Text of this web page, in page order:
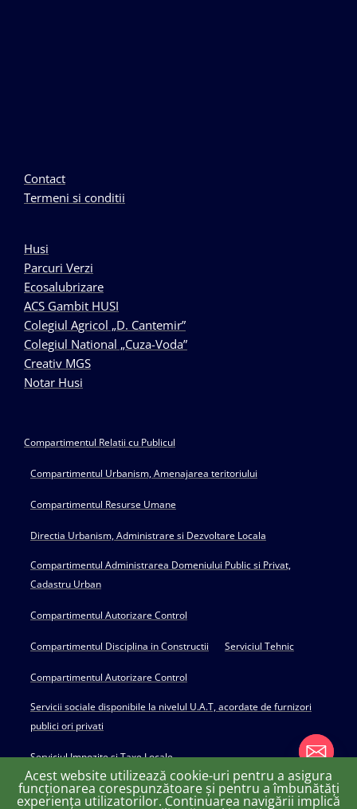
Contact
Termeni si conditii
Husi
Parcuri Verzi
Ecosalubrizare
ACS Gambit HUSI
Colegiul Agricol „D. Cantemir”
Colegiul National „Cuza-Voda”
Creativ MGS
Notar Husi
Compartimentul Relatii cu Publicul
Compartimentul Urbanism, Amenajarea teritoriului
Compartimentul Resurse Umane
Directia Urbanism, Administrare si Dezvoltare Locala
Compartimentul Administrarea Domeniului Public si Privat,
Cadastru Urban
Compartimentul Autorizare Control
Compartimentul Disciplina in Constructii Serviciul Tehnic
Compartimentul Autorizare Control
Servicii sociale disponibile la nivelul U.A.T, acordate de furnizori
publici ori privati
Serviciul Impozite si Taxe Locale
Acest website utilizează cookie-uri pentru a asigura
funcționarea corespunzătoare și pentru a îmbunătăți
experiența utilizatorilor. Continuarea navigării implică